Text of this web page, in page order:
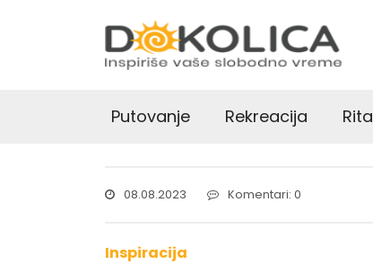
Putovanje Rekreacija
08.08.2023 Komentari: 0
Inspiracija